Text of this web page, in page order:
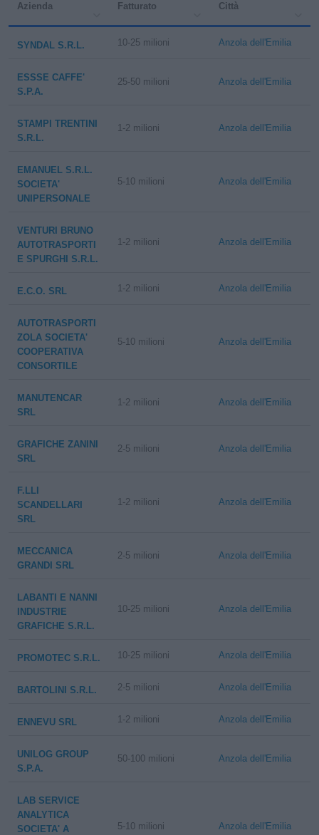
Azienda Fatturato Città
SYNDAL S.R.L. 10-25 milioni Anzola dell'Emilia
ESSSE CAFFE'
S.P.A.
25-50 milioni Anzola dell'Emilia
STAMPI TRENTINI
S.R.L.
1-2 milioni Anzola dell'Emilia
EMANUEL S.R.L.
SOCIETA'
UNIPERSONALE
5-10 milioni Anzola dell'Emilia
VENTURI BRUNO
AUTOTRASPORTI
E SPURGHI S.R.L.
1-2 milioni Anzola dell'Emilia
E.C.O. SRL 1-2 milioni Anzola dell'Emilia
AUTOTRASPORTI
ZOLA SOCIETA'
COOPERATIVA
CONSORTILE
5-10 milioni Anzola dell'Emilia
MANUTENCAR
SRL
1-2 milioni Anzola dell'Emilia
GRAFICHE ZANINI
SRL
2-5 milioni Anzola dell'Emilia
F.LLI
SCANDELLARI
SRL
1-2 milioni Anzola dell'Emilia
MECCANICA
GRANDI SRL
2-5 milioni Anzola dell'Emilia
LABANTI E NANNI
INDUSTRIE
GRAFICHE S.R.L.
10-25 milioni Anzola dell'Emilia
PROMOTEC S.R.L. 10-25 milioni Anzola dell'Emilia
BARTOLINI S.R.L. 2-5 milioni Anzola dell'Emilia
ENNEVU SRL 1-2 milioni Anzola dell'Emilia
UNILOG GROUP
S.P.A.
50-100 milioni Anzola dell'Emilia
LAB SERVICE
ANALYTICA
SOCIETA' A
5-10 milioni Anzola dell'Emilia